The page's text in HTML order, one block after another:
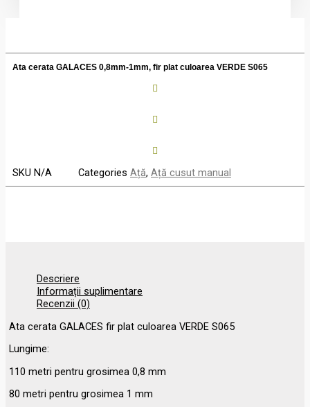
Ata cerata GALACES 0,8mm-1mm, fir plat culoarea VERDE S065
SKU N/A Categories Ață, Ață cusut manual
Descriere
Informații suplimentare
Recenzii (0)
Ata cerata GALACES fir plat culoarea VERDE S065
Lungime:
110 metri pentru grosimea 0,8 mm
80 metri pentru grosimea 1 mm